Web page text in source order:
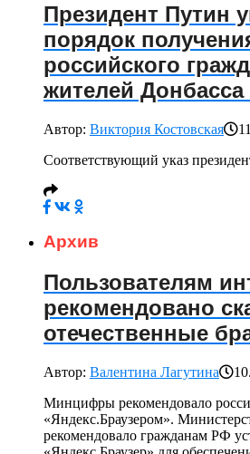
Президент Путин
порядок
российского
жителей
Автор: Виктория Костовская
Соответствующий указ
Архив
Пользователям
рекомендовано
отечественные
Автор: Валентина Лагутина
Минцифры рекомендовало
«Яндекс.Браузером».
рекомендовало гражданам РФ